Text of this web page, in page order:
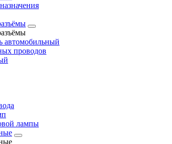
автомобильный
проводов
лампы